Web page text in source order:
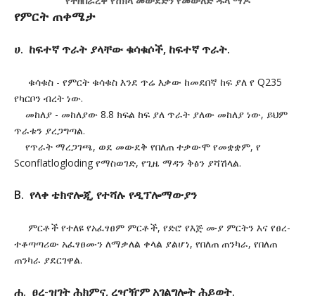
የምርት ጠቀሜታ
ሀ. ከፍተኛ ጥራት ያላቸው ቁሳቁሶች, ከፍተኛ ጥራት.
ቁሳቁስ - የምርት ቁሳቁስ እንደ ጥሬ እቃው ከመደበኛ ከፍ ያለ የ Q235
የካርቦን ብረት ነው.
መከለያ - መከለያው 8.8 ክፍል ከፍ ያለ ጥራት ያለው መከለያ ነው, ይህም
ጥራቱን ያረጋግጣል.
የጥራት ማረጋገጫ, ወደ መውደቅ የበለጠ ተቃውሞ የመቋቋም, የ
Sconflatlogloding የማስወገድ, የጊዜ ማዳን ቅፅን ያሻሽላል.
B. የላቀ ቴክኖሎጂ, የተሻሉ የዲፕሎማውያን
ምርቶች የተለዩ የአፈፃፀም ምርቶች, የድሮ የእጅ ሙያ ምርትን እና የፀረ-
ተቆጣጣሪው አፈፃፀሙን ለማቃለል ቀላል ያልሆነ, የበለጠ ጠንካራ, የበለጠ
ጠንካራ ያደርገዋል.
ሐ. ፀረ-ዝገት ሕክምና, ረዣዥም አገልግሎት ሕይወት.